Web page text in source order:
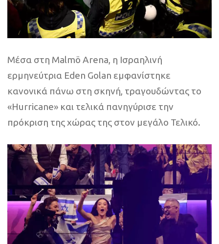
Μέσα στη Malmö Arena, η Ισραηλινή
ερμηνεύτρια Eden Golan εμφανίστηκε
κανονικά πάνω στη σκηνή, τραγουδώντας το
«Hurricane» και τελικά πανηγύρισε την
πρόκριση της χώρας της στον μεγάλο Τελικό.